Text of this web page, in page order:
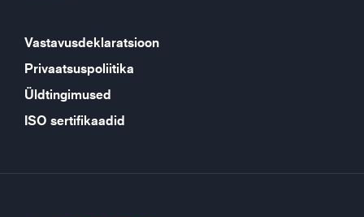
Vastavusdeklaratsioon
Privaatsuspoliitika
Üldtingimused
ISO sertifikaadid